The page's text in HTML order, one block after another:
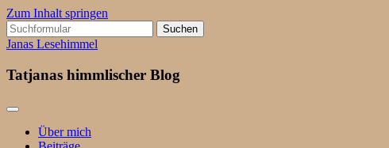
Zum Inhalt springen
Suchen
nach:
Janas Lesehimmel
Tatjanas himmlischer Blog
Über mich